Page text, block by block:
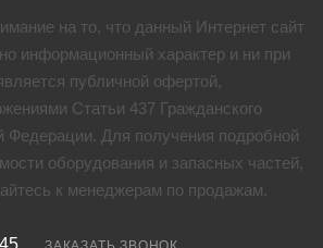
на то, что данный Интернет сайт
информационный характер и ни при
публичной офертой,
Статьи 437 Гражданского
Федерации. Для получения подробной
оборудования и запасных частей,
к менеджерам по продажам.